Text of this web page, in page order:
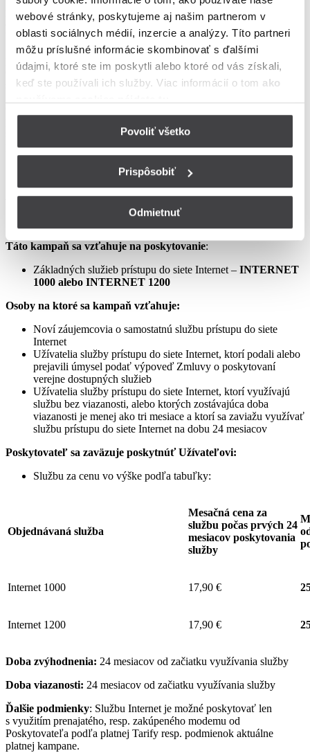
webové stránky, poskytujeme aj našim partnerom v
oblasti sociálnych médií, inzercie a analýzy. Títo partneri
môžu príslušné informácie skombinovať s ďalšími
údajmi, ktoré ste im poskytli alebo ktoré od vás získali,
keď ste používali ich služby. Viac informácií o tom ako
Povoliť všetko
Prispôsobiť
Odmietnuť
podmienkach neupravené sa riadia Zmluvou o poskytovaní verejne
dostupných služieb, vrátane všetkých jej súčastí, t.j. najmä
Všeobecných obchodných
podmienok na poskytovanie verejne dostupných služieb,
Osobitných podmienok, Tarify UPC Internet a Tarify jednorazových
služieb a iných platieb.
sú uvedené vrátane DPH podľa aktuálne platných právnych
predpisov.
Aprílový Crazy Week – Internet samostatne – LIS
Táto kampaň sa vzťahuje na poskytovanie:
Základných služieb prístupu do siete Internet – INTERNET
1000 alebo INTERNET 1200
Osoby na ktoré sa kampaň vzťahuje:
Noví záujemcovia o samostatnú službu prístupu do siete
Internet
Užívatelia služby prístupu do siete Internet, ktorí podali alebo
prejavili úmysel podať výpoveď Zmluvy o poskytovaní
verejne dostupných služieb
Užívatelia služby prístupu do siete Internet, ktorí využívajú
službu bez viazanosti, alebo ktorých zostávajúca doba
viazanosti je menej ako tri mesiace a ktorí sa zaviažu využívať
službu prístupu do siete Internet na dobu 24 mesiacov
Poskytovateľ sa zaväzuje poskytnúť Užívateľovi:
Službu za cenu vo výške podľa tabuľky:
Objednávaná služba
Mesačná cena za
službu počas prvých 24
mesiacov poskytovania
služby
Internet 1000 17,90 €
Internet 1200 17,90 €
Doba zvýhodnenia: 24 mesiacov od začiatku využívania služby
Doba viazanosti: 24 mesiacov od začiatku využívania služby
Ďalšie podmienky: Službu Internet je možné poskytovať len
s využitím prenajatého, resp. zakúpeného modemu od
Poskytovateľa podľa platnej Tarify resp. podmienok aktuálne
platnej kampane.